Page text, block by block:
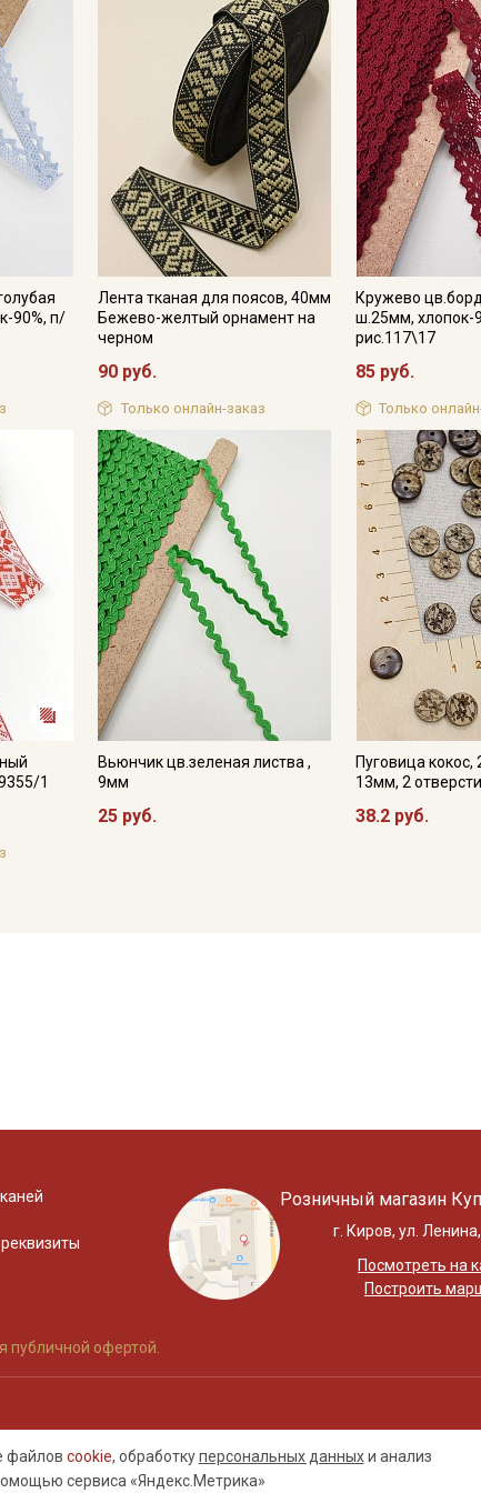
90%, п/
Лента тканая для поясов, 40мм
Бежево-желтый орнамент на
черном
90 руб.
Только онлайн-заказ
Кружево
ш.25мм, хлопок-
рис.117\17
85 руб.
Только
1
Вьюнчик цв.зеленая листва ,
9мм
25 руб.
Пуговица кокос,
13мм, 2
38.2 руб.
файлов cookie, обработкуперсональных данныхи анализ
сервиса «Яндекс.Метрика»
Розничный магазин
г. Киров, ул.
Посмотреть на
Построить
публичной офертой.
Подписаться
Ознакомлен(а) сПолитикой обработки персональных
данных
и даюСогласие на обработку персональных
Согласие на получение рекламных и
информационных рассылок